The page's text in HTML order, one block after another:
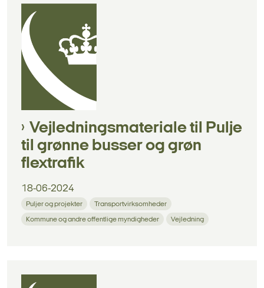
Vejledningsmateriale til Pulje
til grønne busser og grøn
flextrafik
18-06-2024
Puljer og projekter Transportvirksomheder
Kommune og andre offentlige myndigheder Vejledning